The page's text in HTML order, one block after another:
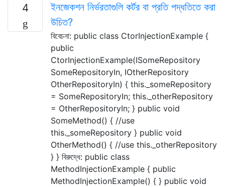
4
ইনজেকশন নির্ভরতাগুলি কর্টর বা প্রতি পদ্ধতিতে করা
উচিত?
বিবেচনা: public class CtorInjectionExample {
public
CtorInjectionExample(ISomeRepository
SomeRepositoryIn, IOtherRepository
OtherRepositoryIn) { this._someRepository
= SomeRepositoryIn; this._otherRepository
= OtherRepositoryIn; } public void
SomeMethod() { //use
this._someRepository } public void
OtherMethod() { //use this._otherRepository
} } বিরুদ্ধে: public class
MethodInjectionExample { public
MethodInjectionExample() { } public void